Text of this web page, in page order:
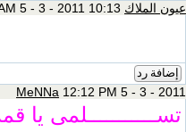
عيون الملاك
إضافة رد
MeNNa 12:12 PM 5 - 3 - 2011
تســـــــــــلمى